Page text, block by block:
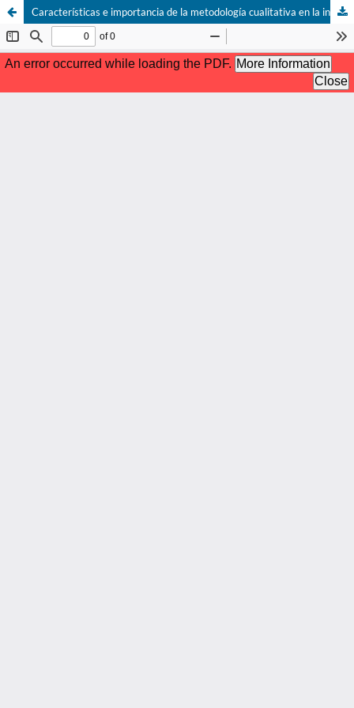
Características e importancia de la metodología cualitativa en la investigación científica